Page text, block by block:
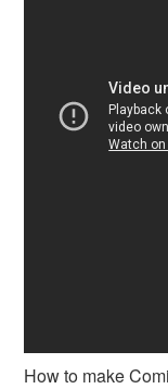
How to make